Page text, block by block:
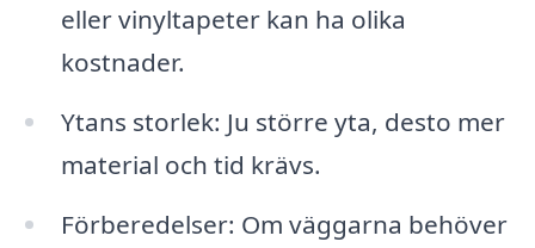
eller vinyltapeter kan ha olika
kostnader.
Ytans storlek: Ju större yta, desto mer
material och tid krävs.
Förberedelser: Om väggarna behöver